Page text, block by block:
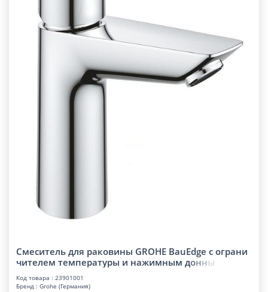
Смеситель для раковины GROHE BauEdge с ограни
чителем температуры и нажимным донны
Код товара : 23901001
Бренд : Grohe (Германия)